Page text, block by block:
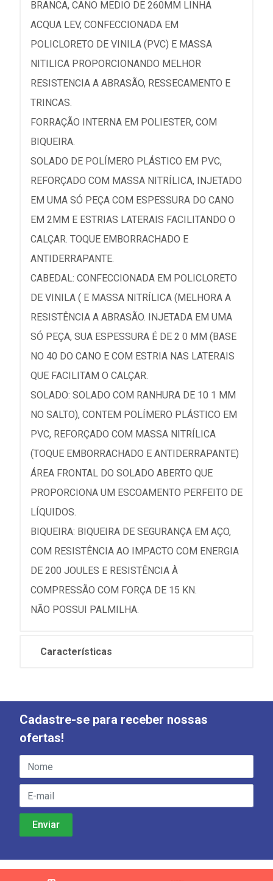
BRANCA, CANO MEDIO DE 260MM LINHA
ACQUA LEV, CONFECCIONADA EM
POLICLORETO DE VINILA (PVC) E MASSA
NITILICA PROPORCIONANDO MELHOR
RESISTENCIA A ABRASÃO, RESSECAMENTO E
TRINCAS.
FORRAÇÃO INTERNA EM POLIESTER, COM
BIQUEIRA.
SOLADO DE POLÍMERO PLÁSTICO EM PVC,
REFORÇADO COM MASSA NITRÍLICA, INJETADO
EM UMA SÓ PEÇA COM ESPESSURA DO CANO
EM 2MM E ESTRIAS LATERAIS FACILITANDO O
CALÇAR. TOQUE EMBORRACHADO E
ANTIDERRAPANTE.
CABEDAL: CONFECCIONADA EM POLICLORETO
DE VINILA ( E MASSA NITRÍLICA (MELHORA A
RESISTÊNCIA A ABRASÃO. INJETADA EM UMA
SÓ PEÇA, SUA ESPESSURA É DE 2 0 MM (BASE
NO 40 DO CANO E COM ESTRIA NAS LATERAIS
QUE FACILITAM O CALÇAR.
SOLADO: SOLADO COM RANHURA DE 10 1 MM
NO SALTO), CONTEM POLÍMERO PLÁSTICO EM
PVC, REFORÇADO COM MASSA NITRÍLICA
(TOQUE EMBORRACHADO E ANTIDERRAPANTE)
ÁREA FRONTAL DO SOLADO ABERTO QUE
PROPORCIONA UM ESCOAMENTO PERFEITO DE
LÍQUIDOS.
BIQUEIRA: BIQUEIRA DE SEGURANÇA EM AÇO,
COM RESISTÊNCIA AO IMPACTO COM ENERGIA
DE 200 JOULES E RESISTÊNCIA À
COMPRESSÃO COM FORÇA DE 15 KN.
NÃO POSSUI PALMILHA.
Características
Cadastre-se para receber nossas
ofertas!